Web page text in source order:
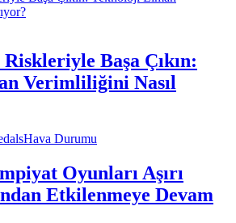
Başa Çıkın:
Verimliliğini Nasıl
Hava Durumu
Oyunları Aşırı
Etkilenmeye Devam